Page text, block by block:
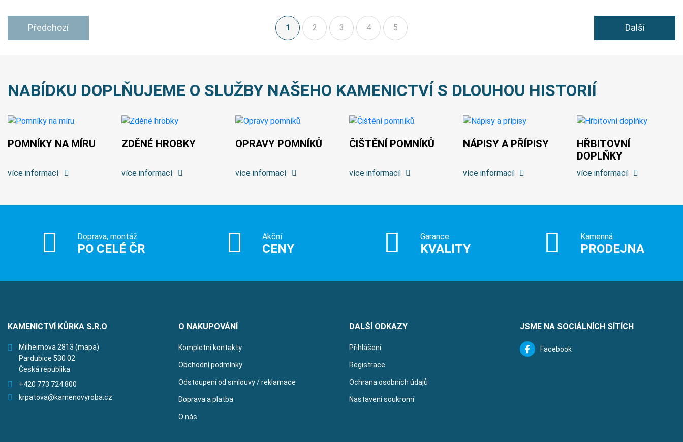
Předchozí 1(aktuální)
2 3 4 5 Další
NABÍDKU DOPLŇUJEME O SLUŽBY NAŠEHO KAMENICTVÍ S DLOUHOU HISTORIÍ
POMNÍKY NA MÍRU
více informací
ZDĚNÉ HROBKY
více informací
OPRAVY POMNÍKŮ
více informací
ČIŠTĚNÍ POMNÍKŮ
více informací
NÁPISY A PŘÍPISY
více informací
HŘBITOVNÍ
DOPLŇKY
více informací
Doprava, montáž
PO CELÉ ČR
Akční
CENY
Garance
KVALITY
Kamenná
PRODEJNA
KAMENICTVÍ KŮRKA S.R.O
Milheimova 2813 (mapa)
Pardubice 530 02
Česká republika
+420 773 724 800
krpatova@kamenovyroba.cz
O NAKUPOVÁNÍ
Kompletní kontakty
Obchodní podmínky
Odstoupení od smlouvy / reklamace
Doprava a platba
O nás
DALŠÍ ODKAZY
Přihlášení
Registrace
Ochrana osobních údajů
Nastavení soukromí
JSME NA SOCIÁLNÍCH SÍTÍCH
Facebook